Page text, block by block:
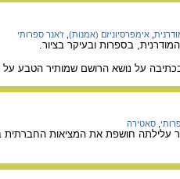
אימפרסיוניזם (אמנות) ז'אנר ספרותי
בספרות ובעיקר בציור.
בכתיבה על נושא הרושם שמותיר הטבע
סאטירה
עלילתה חושפת את המציאות החברתית